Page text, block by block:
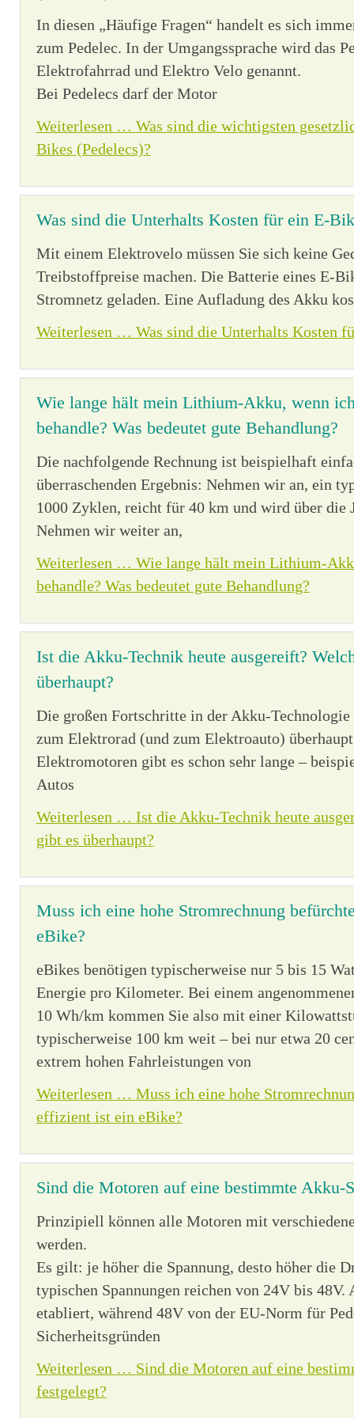
» Alle Filter zurücksetzen
In diesen „Häufige Fragen“ handelt es sich
zum Pedelec. In der Umgangssprache wird das
Elektrofahrrad und Elektro Velo genannt.
Bei Pedelecs darf der Motor
Weiterlesen … Was sind die wichtigsten
Bikes (Pedelecs)?
Was sind die Unterhalts Kosten für ein E-
Mit einem Elektrovelo müssen Sie sich keine
Treibstoffpreise machen. Die Batterie eines E-
Stromnetz geladen. Eine Aufladung des Akku
Weiterlesen … Was sind die Unterhalts Kosten
Wie lange hält mein Lithium-Akku, wenn
behandle? Was bedeutet gute Behandlung?
Die nachfolgende Rechnung ist beispielhaft
überraschenden Ergebnis: Nehmen wir an, ein
1000 Zyklen, reicht für 40 km und wird über die
Nehmen wir weiter an,
Weiterlesen … Wie lange hält mein Lithium-
behandle? Was bedeutet gute Behandlung?
Ist die Akku-Technik heute ausgereift?
überhaupt?
Die großen Fortschritte in der Akku-Technologie
zum Elektrorad (und zum Elektroauto)
Elektromotoren gibt es schon sehr lange –
Autos
Weiterlesen … Ist die Akku-Technik heute
gibt es überhaupt?
Muss ich eine hohe Stromrechnung
eBike?
eBikes benötigen typischerweise nur 5 bis 15
Energie pro Kilometer. Bei einem
10 Wh/km kommen Sie also mit einer
typischerweise 100 km weit – bei nur etwa 20
extrem hohen Fahrleistungen von
Weiterlesen … Muss ich eine hohe
effizient ist ein eBike?
Sind die Motoren auf eine bestimmte Akku-
Prinzipiell können alle Motoren mit
werden.
Es gilt: je höher die Spannung, desto höher die
typischen Spannungen reichen von 24V bis 48V.
etabliert, während 48V von der EU-Norm für
Sicherheitsgründen
Weiterlesen … Sind die Motoren auf eine
festgelegt?